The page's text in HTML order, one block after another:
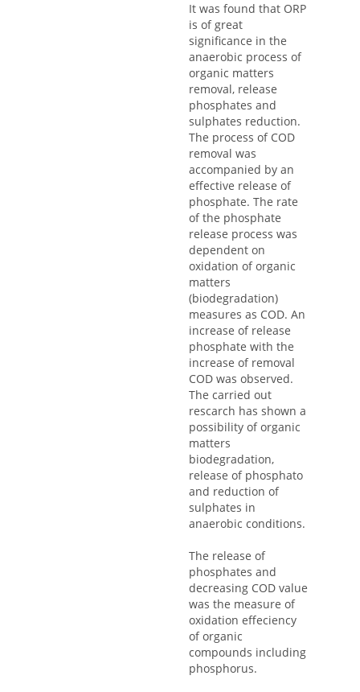
It was found that ORP
is of great
significance in the
anaerobic process of
organic matters
removal, release
phosphates and
sulphates reduction.
The process of COD
removal was
accompanied by an
effective release of
phosphate. The rate
of the phosphate
release process was
dependent on
oxidation of organic
matters
(biodegradation)
measures as COD. An
increase of release
phosphate with the
increase of removal
COD was observed.
The carried out
rescarch has shown a
possibility of organic
matters
biodegradation,
release of phosphato
and reduction of
sulphates in
anaerobic conditions.
The release of
phosphates and
decreasing COD value
was the measure of
oxidation effeciency
of organic
compounds including
phosphorus.